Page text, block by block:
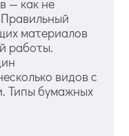
материалов
работы.
видов с
Типы бумажных